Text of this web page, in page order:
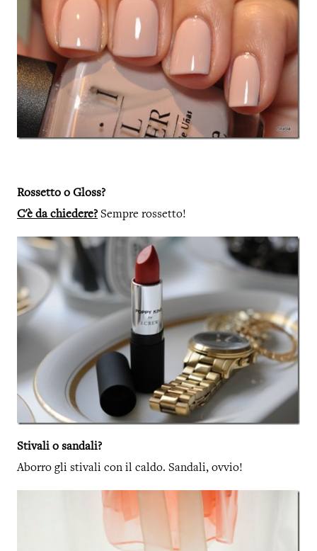
Rossetto o Gloss?
C'è da chiedere? Sempre rossetto!
Stivali o sandali?
Aborro gli stivali con il caldo. Sandali, ovvio!